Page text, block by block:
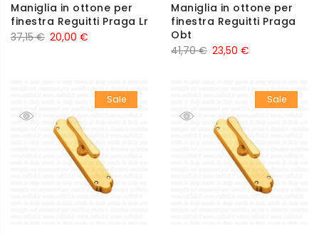
Maniglia in ottone per
finestra Reguitti Praga Lr
37,15€ 20,00 €
Maniglia in ottone per
finestra Reguitti Praga
Obt
41,70€ 23,50 €
Sale Sale